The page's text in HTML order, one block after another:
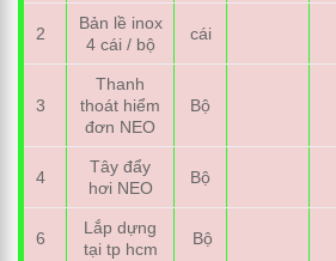
2
Bản lề inox
4 cái / bộ
cái
3
Thanh
thoát hiểm
đơn NEO
Bộ
4
Tây đẩy
hơi NEO
Bộ
6
Lắp dựng
tại tp hcm
Bộ